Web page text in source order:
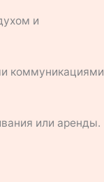
и
коммуникациями
или аренды.